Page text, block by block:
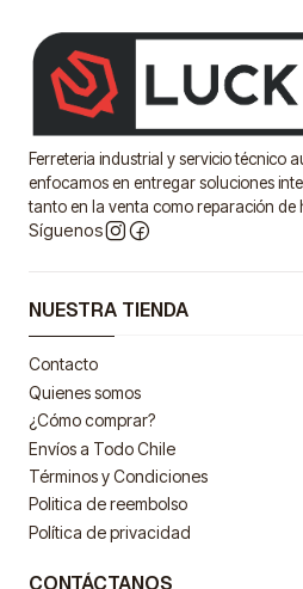
Ferreteria industrial y servicio técnico
enfocamos en entregar soluciones
tanto en la venta como reparación de
Síguenos
NUESTRA TIENDA
Contacto
Quienes somos
¿Cómo comprar?
Envíos a Todo Chile
Términos y Condiciones
Politica de reembolso
Política de privacidad
CONTÁCTANOS